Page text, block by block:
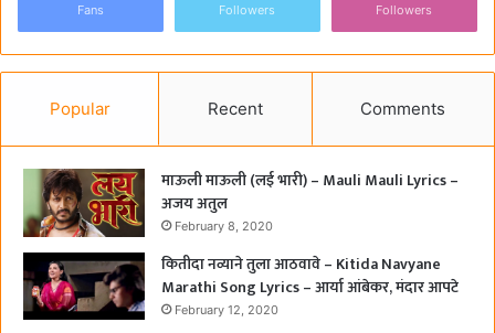
Fans Followers Followers
Popular Recent Comments
माऊली माऊली (लई भारी) – Mauli Mauli Lyrics –
अजय अतुल
February 8, 2020
कितीदा नव्याने तुला आठवावे – Kitida Navyane
Marathi Song Lyrics – आर्या आंबेकर, मंदार आपटे
February 12, 2020